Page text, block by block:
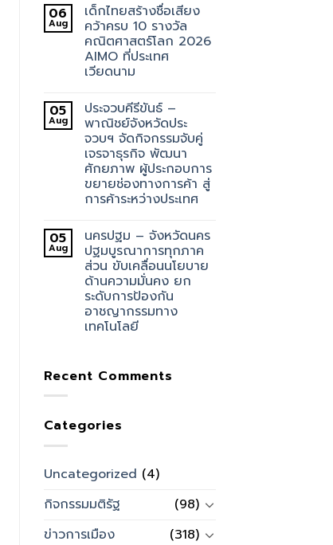
06
Aug
เด็กไทยสร้างชื่อเสียง
คว้าครบ 10 รางวัล
คณิตศาสตร์โลก 2026
AIMO ที่ประเทศ
เวียดนาม
05
Aug
ประจวบคีรีขันธ์ –
พาณิชย์จังหวัดประ
จวบฯ จัดกิจกรรมจับคู่
เจรจาธุรกิจ พัฒนา
ศักยภาพ ผู้ประกอบการ
ขยายช่องทางการค้า สู่
การค้าระหว่างประเทศ
05
Aug
นครปฐม – จังหวัดนคร
ปฐมบูรณาการทุกภาค
ส่วน ขับเคลื่อนนโยบาย
ด้านความมั่นคง ยก
ระดับการป้องกัน
อาชญากรรมทาง
เทคโนโลยี
Recent Comments
Categories
Uncategorized (4)
กิจกรรมมติรัฐ
(98)
ข่าวการเมือง
(318)